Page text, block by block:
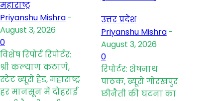
महाराष्ट्र
Priyanshu Mishra -
August 3, 2026
0
विशेष रिपोर्ट रिपोर्टर:
श्री कल्याण कठाणे,
स्टेट ब्यूरो हेड, महाराष्ट्र
हर मानसून में दोहराई
उत्तर प्रदेश
Priyanshu Mishra -
August 3, 2026
0
रिपोर्टर: शेषनाथ
पाठक, ब्यूरो गोरखपुर
छीनैती की घटना का